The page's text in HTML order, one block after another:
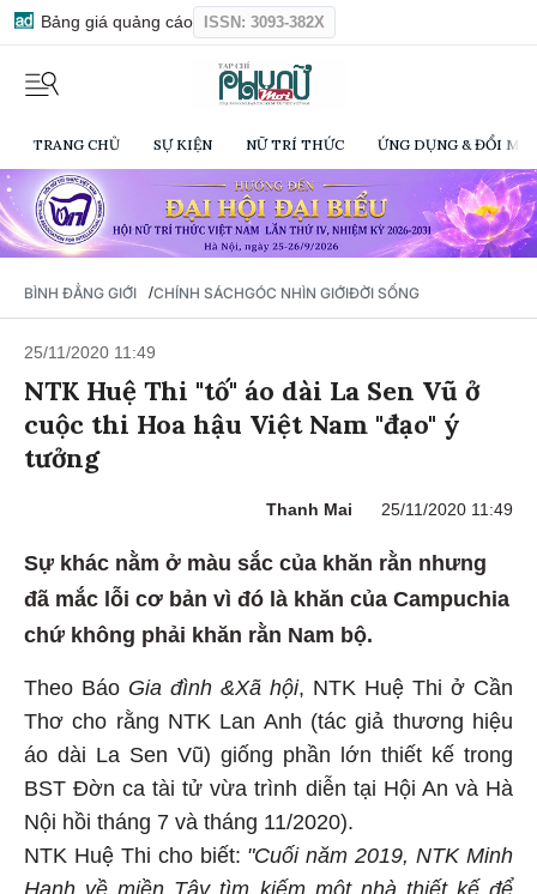
Bảng giá quảng cáo ISSN: 3093-382X
TRANG CHỦ SỰ KIỆN NỮ TRÍ THỨC ỨNG DỤNG & ĐỔI
BÌNH ĐẲNG GIỚI /CHÍNH SÁCHGÓC NHÌN GIỚIĐỜI SỐNG
25/11/2020 11:49
NTK Huệ Thi "tố" áo dài La Sen Vũ ở
cuộc thi Hoa hậu Việt Nam "đạo" ý
tưởng
Thanh Mai 25/11/2020 11:49
Sự khác nằm ở màu sắc của khăn rằn nhưng
đã mắc lỗi cơ bản vì đó là khăn của Campuchia
chứ không phải khăn rằn Nam bộ.
Theo Báo Gia đình &Xã hội, NTK Huệ Thi ở Cần
Thơ cho rằng NTK Lan Anh (tác giả thương hiệu
áo dài La Sen Vũ) giống phần lớn thiết kế trong
BST Đờn ca tài tử vừa trình diễn tại Hội An và Hà
Nội hồi tháng 7 và tháng 11/2020).
NTK Huệ Thi cho biết: "Cuối năm 2019, NTK Minh
Hạnh về miền Tây tìm kiếm một nhà thiết kế để